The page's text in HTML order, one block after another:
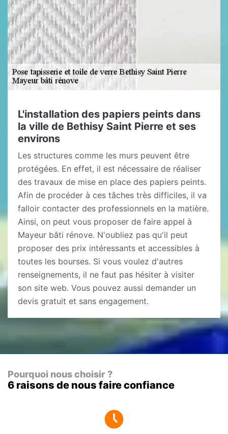
L'installation des papiers peints dans
la ville de Bethisy Saint Pierre et ses
environs
Les structures comme les murs peuvent être
protégées. En effet, il est nécessaire de réaliser
des travaux de mise en place des papiers peints.
Afin de procéder à ces tâches très difficiles, il va
falloir contacter des professionnels en la matière.
Ainsi, on peut vous proposer de faire appel à
Mayeur bâti rénove. N'oubliez pas qu'il peut
proposer des prix intéressants et accessibles à
toutes les bourses. Si vous voulez d'autres
renseignements, il ne faut pas hésiter à visiter
son site web. Vous pouvez aussi demander un
devis gratuit et sans engagement.
Pourquoi nous choisir ?
6 raisons de nous faire confiance